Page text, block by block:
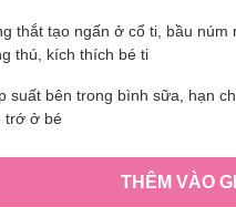
thắt tạo ngấn ở cổ ti, bầu núm
thú, kích thích bé ti
suất bên trong bình sữa, hạn
trớ ở bé
THÊM VÀO